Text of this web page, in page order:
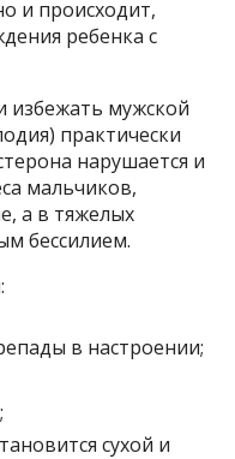
и происходит,
ребенка с
избежать мужской
практически
нарушается и
мальчиков,
а в тяжелых
бессилием.
в настроении;
сухой и